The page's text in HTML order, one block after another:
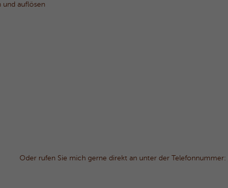
und auflösen
Oder rufen Sie mich gerne direkt an unter der Telefonnummer: